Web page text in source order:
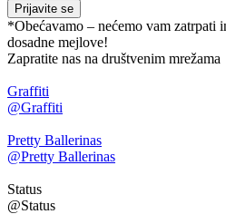
Prijavite se
*Obećavamo – nećemo vam zatrpati
dosadne mejlove!
Zapratite nas na društvenim mrežama
Graffiti
@Graffiti
Pretty Ballerinas
@Pretty Ballerinas
Status
@Status